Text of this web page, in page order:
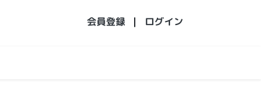
会員登録 | ログイン